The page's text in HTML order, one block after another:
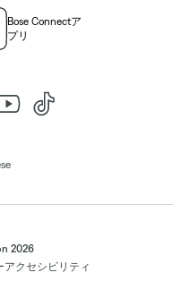
Bose Connectア
プリ
2026
アクセシビリティ